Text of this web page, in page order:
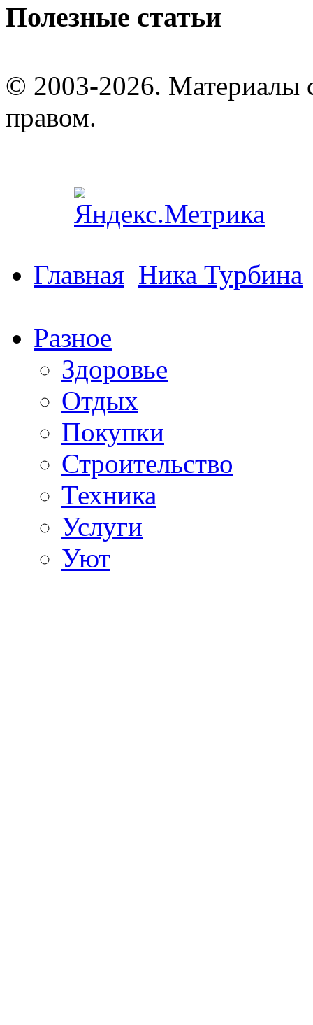
Полезные статьи
© 2003-2026. Материалы
правом.
Главная Ника Турбина
Разное
Здоровье
Отдых
Покупки
Строительство
Техника
Услуги
Уют